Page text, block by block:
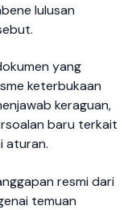
lulusan
yang
keterbukaan
keraguan,
baru terkait
aturan.
resmi dari
temuan